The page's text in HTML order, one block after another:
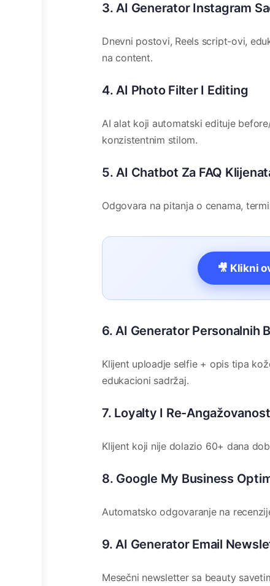
3. AI Generator Instagram
Dnevni postovi, Reels script-ovi,
na content.
4. AI Photo Filter I Editing
AI alat koji automatski edituje
konzistentnim stilom.
5. AI Chatbot Za FAQ
Odgovara na pitanja o cenama,
🎥 Klikni
6. AI Generator Personalnih
Klijent uploadje selfie + opis tipa
edukacioni sadržaj.
7. Loyalty I Re-
Klijent koji nije dolazio 60+ dana
8. Google My Business
Automatsko odgovaranje na
9. AI Generator Email
Mesečni newsletter sa beauty